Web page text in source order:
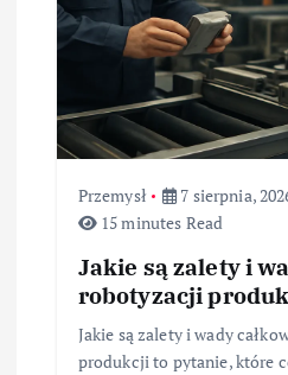
u
Przemysł
7 sierpnia,
15 minutes Read
Jakie są zalety i
robotyzacji
Jakie są zalety i wady
produkcji to pytanie, które